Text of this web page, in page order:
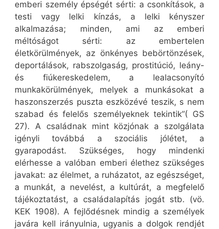
emberi személy épségét sérti: a csonkítások, a
testi vagy lelki kínzás, a lelki kényszer
alkalmazása; minden, ami az emberi
méltóságot sérti: az embertelen
életkörülmények, az önkényes bebörtönzések,
deportálások, rabszolgaság, prostitúció, leány-
és fiúkereskedelem, a lealacsonyító
munkakörülmények, melyek a munkásokat a
haszonszerzés puszta eszközévé teszik, s nem
szabad és felelős személyeknek tekintik”( GS
27). A családnak mint közjónak a szolgálata
igényli továbbá a szociális jólétet, a
gyarapodást. Szükséges, hogy mindenki
elérhesse a valóban emberi élethez szükséges
javakat: az élelmet, a ruházatot, az egészséget,
a munkát, a nevelést, a kultúrát, a megfelelő
tájékoztatást, a családalapítás jogát stb. (vö.
KEK 1908). A fejlődésnek mindig a személyek
javára kell irányulnia, ugyanis a dolgok rendjét